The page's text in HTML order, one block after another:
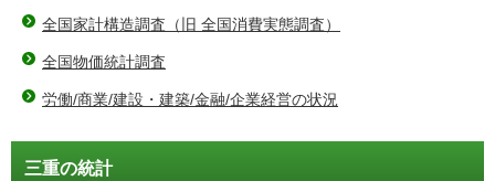
全国家計構造調査（旧 全国消費実態調査）
全国物価統計調査
労働/商業/建設・建築/金融/企業経営の状況
三重の統計